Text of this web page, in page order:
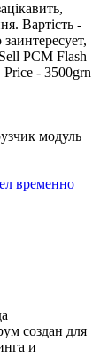
Вартість -
PCM Flash
Price - 3500grn
модуль
временно
создан для
и